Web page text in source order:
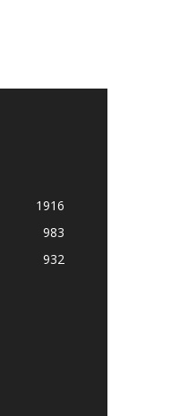
1916
983
932